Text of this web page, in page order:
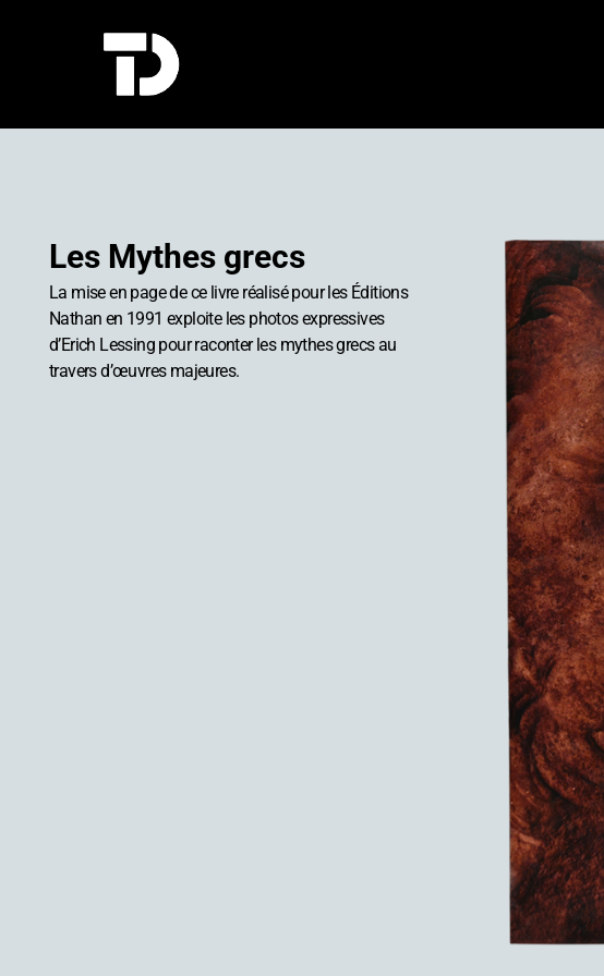
Les Mythes grecs
La mise en page de ce livre réalisé pour les Éditions
Nathan en 1991 exploite les photos expressives
d’Erich Lessing pour raconter les mythes grecs au
travers d’œuvres majeures.